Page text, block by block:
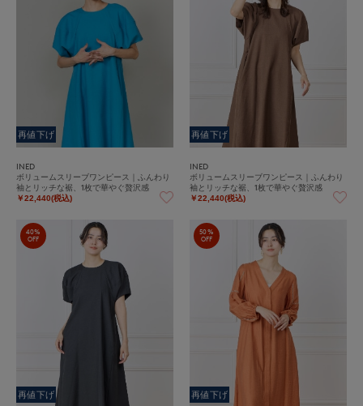
再値下げ
INED
ボリュームスリーブワンピース｜ふんわり
袖とリッチな裾、1枚で華やぐ贅沢感
￥22,440(税込)
再値下げ
INED
ボリュームスリーブワンピース｜ふんわり
袖とリッチな裾、1枚で華やぐ贅沢感
￥22,440(税込)
40%
OFF
再値下げ
50%
OFF
再値下げ